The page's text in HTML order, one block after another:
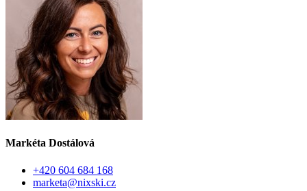
Markéta Dostálová
+420 604 684 168
marketa@nixski.cz